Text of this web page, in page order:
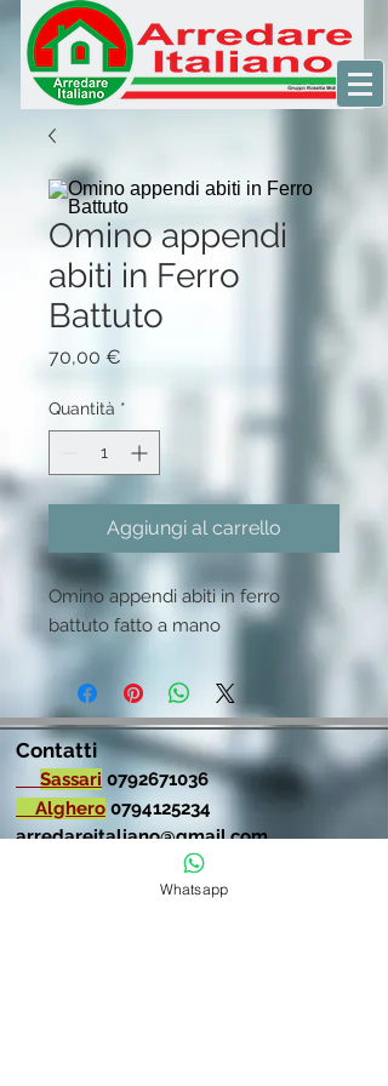
Omino appendi
abiti in Ferro
Battuto
70,00 €
Quantità *
Aggiungi al carrello
Omino appendi abiti in ferro
battuto fatto a mano
Contatti
Sassari 0792671036
Alghero 0794125234
arredareitaliano@gmail.com
Whatsapp